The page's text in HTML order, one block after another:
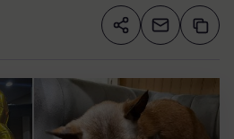
Compartir